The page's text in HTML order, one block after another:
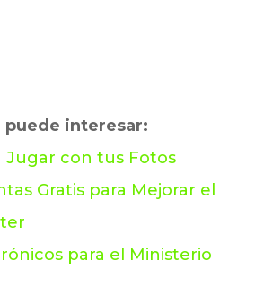
puede interesar:
Jugar con tus Fotos
Gratis para Mejorar el
para el Ministerio